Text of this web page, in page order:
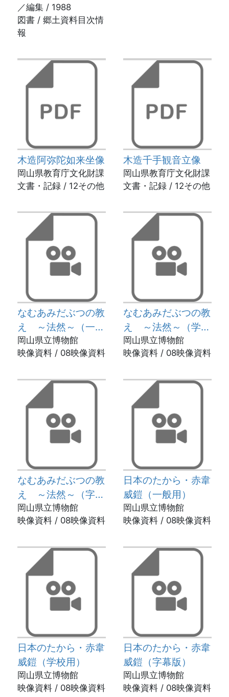
／編集 / 1988
図書 / 郷土資料目次情
報
木造阿弥陀如来坐像
岡山県教育庁文化財課
文書・記録 / 12その他
木造千手観音立像
岡山県教育庁文化財課
文書・記録 / 12その他
なむあみだぶつの教
え ～法然～（一般
用）
岡山県立博物館
映像資料 / 08映像資料
なむあみだぶつの教
え ～法然～（学校
用）
岡山県立博物館
映像資料 / 08映像資料
なむあみだぶつの教
え ～法然～（字幕
版）
岡山県立博物館
映像資料 / 08映像資料
日本のたから・赤韋
威鎧（一般用）
岡山県立博物館
映像資料 / 08映像資料
日本のたから・赤韋
威鎧（学校用）
岡山県立博物館
映像資料 / 08映像資料
日本のたから・赤韋
威鎧（字幕版）
岡山県立博物館
映像資料 / 08映像資料